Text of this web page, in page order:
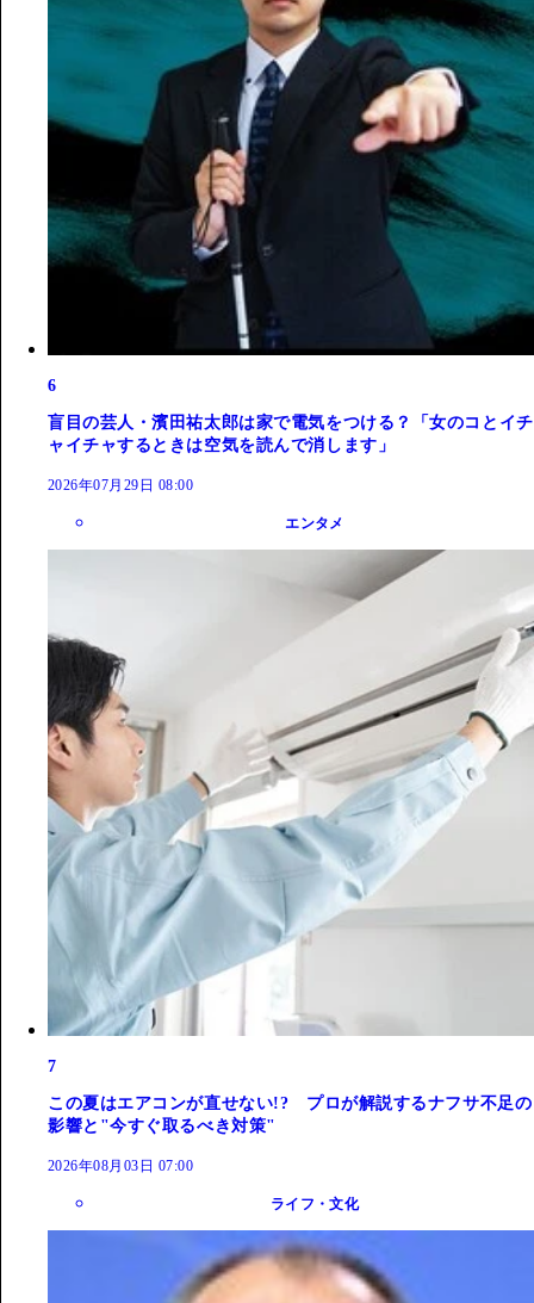
6
盲目の芸人・濱田祐太郎は家で電気をつける？「女のコとイチ
ャイチャするときは空気を読んで消します」
2026年07月29日 08:00
エンタメ
7
この夏はエアコンが直せない!? プロが解説するナフサ不足の
影響と"今すぐ取るべき対策"
2026年08月03日 07:00
ライフ・文化